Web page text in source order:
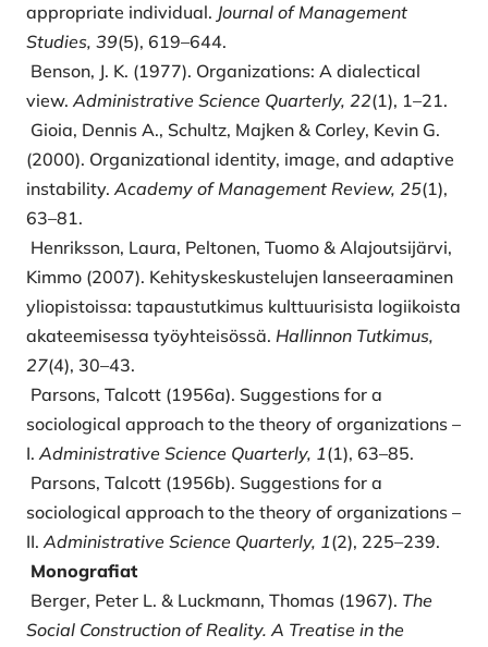
appropriate individual. Journal of Management
Studies, 39(5), 619–644.
Benson, J. K. (1977). Organizations: A dialectical
view.Administrative Science Quarterly, 22(1), 1–21.
Gioia, Dennis A., Schultz, Majken & Corley, Kevin G.
(2000). Organizational identity, image, and adaptive
instability.Academy of Management Review, 25(1),
63–81.
Henriksson, Laura, Peltonen, Tuomo & Alajoutsijärvi,
Kimmo (2007). Kehityskeskustelujen lanseeraaminen
yliopistoissa: tapaustutkimus kulttuurisista logiikoista
akateemisessa työyhteisössä. Hallinnon Tutkimus,
27(4), 30–43.
Parsons, Talcott (1956a). Suggestions for a
sociological approach to the theory of organizations –
I.Administrative Science Quarterly, 1(1), 63–85.
Parsons, Talcott (1956b). Suggestions for a
sociological approach to the theory of organizations –
II.Administrative Science Quarterly, 1(2), 225–239.
Monografiat
Berger, Peter L. & Luckmann, Thomas (1967). The
Social Construction of Reality. A Treatise in the